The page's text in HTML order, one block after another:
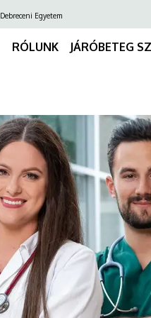
Debreceni Egyetem
RÓLUNK JÁRÓBETEG